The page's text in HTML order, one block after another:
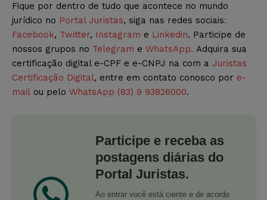
Fique por dentro de tudo que acontece no mundo
jurídico no Portal Juristas, siga nas redes sociais:
Facebook, Twitter, Instagram e Linkedin. Participe de
nossos grupos no Telegram e WhatsApp. Adquira sua
certificação digital e-CPF e e-CNPJ na com a Juristas
Certificação Digital, entre em contato conosco por e-
mail ou pelo WhatsApp (83) 9 93826000.
Participe e receba as
postagens diárias do
Portal Juristas.
Ao entrar você está ciente e de acordo